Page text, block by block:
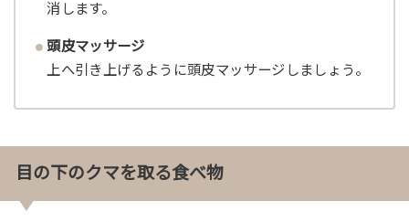
消します。
頭皮マッサージ
上へ引き上げるように頭皮マッサージしましょう。
目の下のクマを取る食べ物